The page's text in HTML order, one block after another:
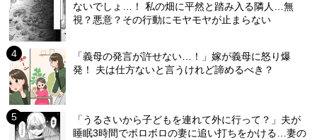
ないでしょ…！ 私の畑に平然と踏み入る隣人…無
視？悪意？その行動にモヤモヤが止まらない
「義母の発言が許せない…！」嫁が義母に怒り爆
発！ 夫は仕方ないと言うけれど諦めるべき？
「うるさいから子どもを連れて外に行って？」夫が
睡眠3時間でボロボロの妻に追い打ちをかける…妻の